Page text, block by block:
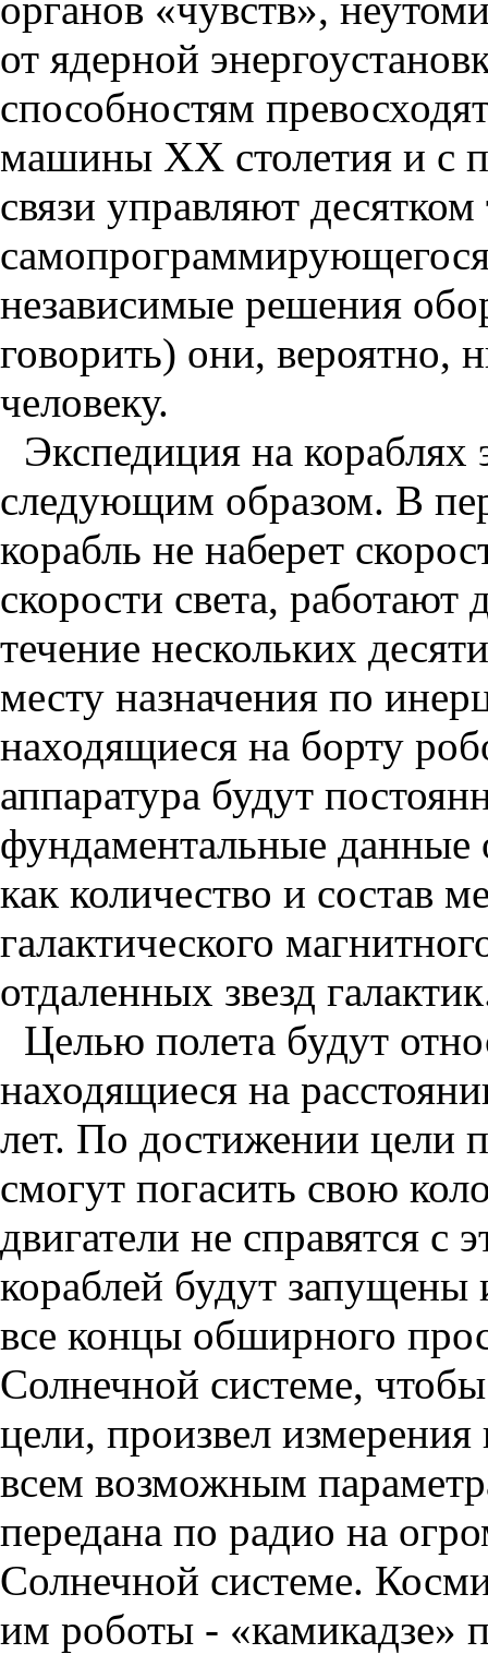
от ядерной
способностям
машины XX столетия и с
связи управляют
независимые решения
говорить) они, вероятно,
человеку.
Экспедиция на кораблях
следующим образом. В
корабль не наберет
скорости света, работают
течение нескольких
месту назначения по
находящиеся на борту
аппаратура будут
фундаментальные данные
как количество и состав
галактического
отдаленных звезд
Целью полета будут
находящиеся на
лет. По достижении цели
смогут погасить свою
двигатели не справятся с
кораблей будут запущены
все концы обширного
Солнечной системе,
цели, произвел
всем возможным
передана по радио на
Солнечной системе.
им роботы - «камикадзе»